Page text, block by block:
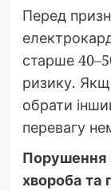
Перед
старше
ризику.
обрати
перевагу
Порушення
хвороба